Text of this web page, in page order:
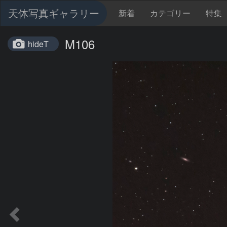
天体写真ギャラリー 新着 カテゴリー 特集
hideT M106